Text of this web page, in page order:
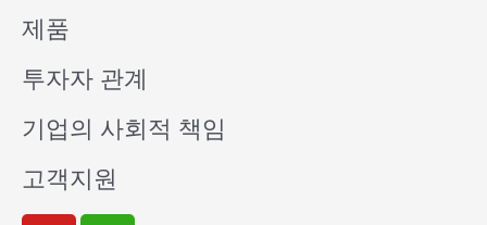
제품
투자자 관계
기업의 사회적 책임
고객지원